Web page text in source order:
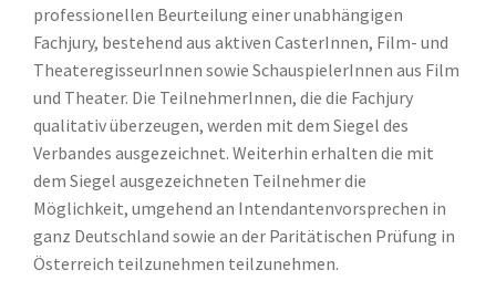
professionellen Beurteilung einer unabhängigen
Fachjury, bestehend aus aktiven CasterInnen, Film- und
TheateregisseurInnen sowie SchauspielerInnen aus Film
und Theater. Die TeilnehmerInnen, die die Fachjury
qualitativ überzeugen, werden mit dem Siegel des
Verbandes ausgezeichnet. Weiterhin erhalten die mit
dem Siegel ausgezeichneten Teilnehmer die
Möglichkeit, umgehend an Intendantenvorsprechen in
ganz Deutschland sowie an der Paritätischen Prüfung in
Österreich teilzunehmen teilzunehmen.